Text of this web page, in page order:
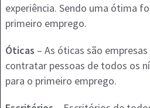
experiência. Sendo uma ótima
primeiro emprego.
Óticas – As óticas são
contratar pessoas de todos os
para o primeiro emprego.